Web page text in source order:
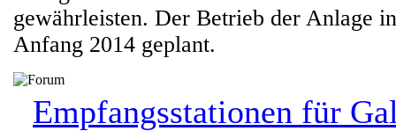
gewährleisten. Der Betrieb der Anlage
Anfang 2014 geplant.
Empfangsstationen für